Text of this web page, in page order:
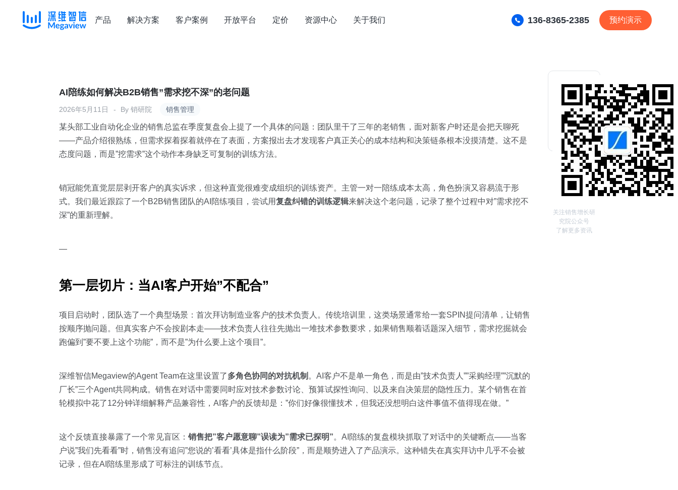
产品 解决方案 客户案例 开放平台 定价 资源中心 关于我们 136-8365-2385 预约演示
销售管理
AI陪练如何解决B2B销售”需求挖不深”的老问题
2026年5月11日 By 销研院
某头部工业自动化企业的销售总监在季度复盘会上提了一个具体的问题：团队里干了三年的老销售，面对新客户时还是会把天聊死
——产品介绍很熟练，但需求探着探着就停在了表面，方案报出去才发现客户真正关心的成本结构和决策链条根本没摸清楚。这不是
态度问题，而是”挖需求”这个动作本身缺乏可复制的训练方法。
销冠能凭直觉层层剥开客户的真实诉求，但这种直觉很难变成组织的训练资产。主管一对一陪练成本太高，角色扮演又容易流于形
式。我们最近跟踪了一个B2B销售团队的AI陪练项目，尝试用复盘纠错的训练逻辑来解决这个老问题，记录了整个过程中对”需求挖不
深”的重新理解。
—
第一层切片：当AI客户开始”不配合”
项目启动时，团队选了一个典型场景：首次拜访制造业客户的技术负责人。传统培训里，这类场景通常给一套SPIN提问清单，让销售
按顺序抛问题。但真实客户不会按剧本走——技术负责人往往先抛出一堆技术参数要求，如果销售顺着话题深入细节，需求挖掘就会
跑偏到”要不要上这个功能”，而不是”为什么要上这个项目”。
深维智信Megaview的Agent Team在这里设置了多角色协同的对抗机制 。AI客户不是单一角色，而是由”技术负责人””采购经理””沉默的
厂长”三个Agent共同构成。销售在对话中需要同时应对技术参数讨论、预算试探性询问、以及来自决策层的隐性压力。某个销售在首
轮模拟中花了12分钟详细解释产品兼容性，AI客户的反馈却是：”你们好像很懂技术，但我还没想明白这件事值不值得现在做。”
这个反馈直接暴露了一个常见盲区： 销售把”客户愿意聊”误读为”需求已探明”。AI陪练的复盘模块抓取了对话中的关键断点——当客
户说”我们先看看”时，销售没有追问”您说的’看看’具体是指什么阶段”，而是顺势进入了产品演示。这种错失在真实拜访中几乎不会被
记录，但在AI陪练里形成了可标注的训练节点。
关注销售增长研
究院公众号
了解更多资讯